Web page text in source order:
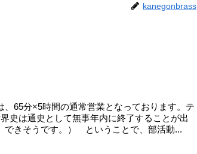
kanegonbrass
65分×5時間の通常営業となっております。テ
史は通史として無事年内に終了することが出
できそうです。） ということで、部活動...